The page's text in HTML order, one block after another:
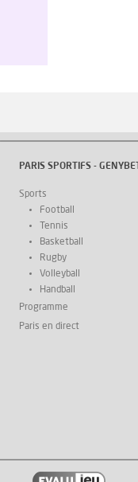
PARIS SPORTIFS -
Sports
Football
Tennis
Basketball
Rugby
Volleyball
Handball
Programme
Paris en direct